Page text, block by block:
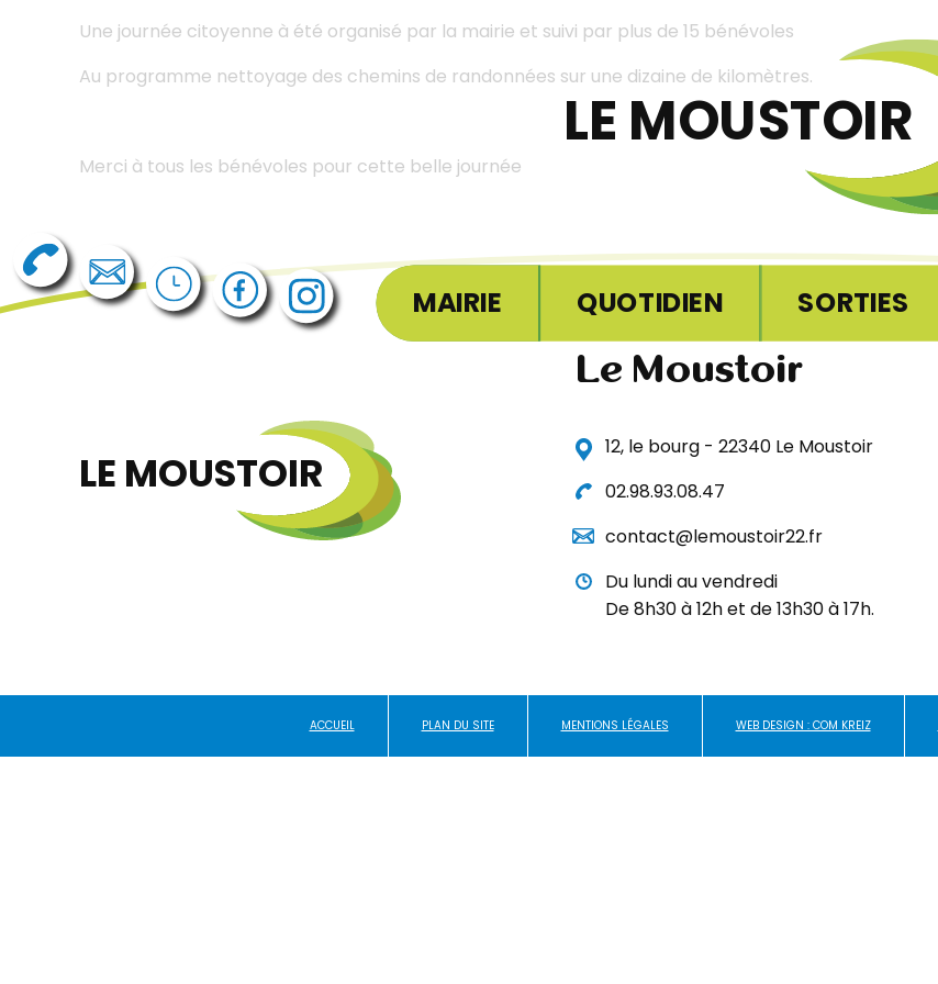
LE MOUSTOIR
MAIRIE QUOTIDIEN SORTIES
Une journée citoyenne à été organisé par la mairie et suivi par plus de 15 bénévoles
Au programme nettoyage des chemins de randonnées sur une dizaine de kilomètres.
Merci à tous les bénévoles pour cette belle journée
LE MOUSTOIR
Le Moustoir
12, le bourg - 22340 Le Moustoir
02.98.93.08.47
contact@lemoustoir22.fr
Du lundi au vendredi
De 8h30 à 12h et de 13h30 à 17h.
ACCUEIL PLAN DU SITE MENTIONS LÉGALES WEB DESIGN : COM KREIZ